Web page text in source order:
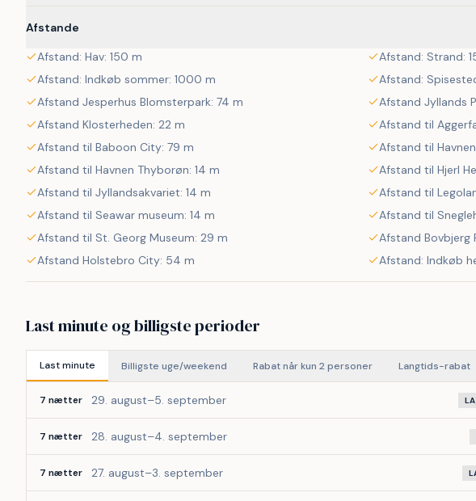
Afstande
Afstand: Hav: 150 m
Afstand: Strand:
Afstand: Indkøb sommer: 1000 m
Afstand:
Afstand Jesperhus Blomsterpark: 74 m
Afstand Jyllands
Afstand Klosterheden: 22 m
Afstand til
Afstand til Baboon City: 79 m
Afstand til
Afstand til Havnen Thyborøn: 14 m
Afstand til Hjerl
Afstand til Jyllandsakvariet: 14 m
Afstand til
Afstand til Seawar museum: 14 m
Afstand til
Afstand til St. Georg Museum: 29 m
Afstand Bovbjerg
Afstand Holstebro City: 54 m
Afstand: Indkøb
Last minute og billigste perioder
Last minute Billigste uge/weekend Rabat når kun 2 personer Langtids-rabat
7 nætter 29. august–5. september
7 nætter 28. august–4. september
7 nætter 27. august–3. september